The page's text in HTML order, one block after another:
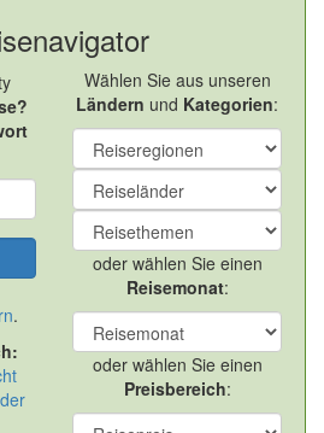
.
Wählen Sie aus unseren
Ländern und Kategorien:
oder wählen Sie einen
Reisemonat:
oder wählen Sie einen
Preisbereich: